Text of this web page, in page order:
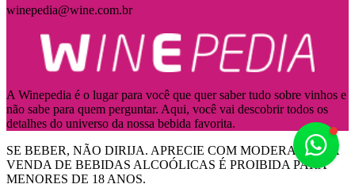
winepedia@wine.com.br
A Winepedia é o lugar para você que quer saber tudo sobre vinhos e
não sabe para quem perguntar. Aqui, você vai descobrir todos os
detalhes do universo da nossa bebida favorita.
SE BEBER, NÃO DIRIJA. APRECIE COM MODERAÇÃO! A
VENDA DE BEBIDAS ALCOÓLICAS É PROIBIDA PARA
MENORES DE 18 ANOS.